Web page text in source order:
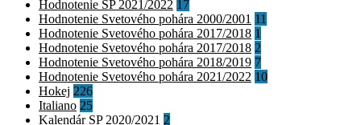
Hodnotenie SP 2021/2022 17
Hodnotenie Svetového pohára 2000/2001 11
Hodnotenie Svetového pohára 2017/2018 1
Hodnotenie Svetového pohára 2017/2018 2
Hodnotenie Svetového pohára 2018/2019 7
Hodnotenie Svetového pohára 2021/2022 10
Hokej 226
Italiano 25
Kalendár SP 2020/2021 2